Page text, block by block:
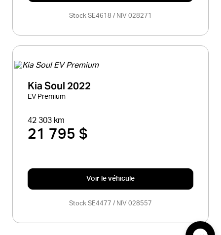
Stock SE4618 / NIV 028271
Kia Soul 2022
EV Premium
42 303 km
21 795 $
Voir le véhicule
Stock SE4477 / NIV 028557